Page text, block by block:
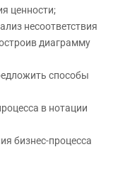
ценности;
несоответствия
диаграмму
способы
в нотации
бизнес-процесса